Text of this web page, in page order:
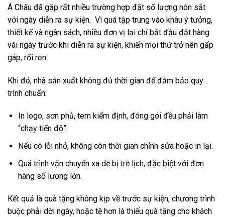
Á Châu đã gặp rất nhiều trường hợp đặt số lượng nón sắt
với ngày diễn ra sự kiện. Vì quá tập trung vào khâu ý tưởng,
thiết kế và ngân sách, nhiều đơn vị lại chỉ bắt đầu đặt hàng
vài ngày trước khi diễn ra sự kiện, khiến mọi thứ trở nên gấp
gáp, rối ren.
Khi đó, nhà sản xuất không đủ thời gian để đảm bảo quy
trình chuẩn:
In logo, sơn phủ, tem kiểm định, đóng gói đều phải làm
“chạy tiến độ”.
Nếu có lỗi nhỏ, không còn thời gian chỉnh sửa hoặc in lại.
Quá trình vận chuyển xa dễ bị trễ lịch, đặc biệt với đơn
hàng số lượng lớn.
Kết quả là quà tặng không kịp về trước sự kiện, chương trình
buộc phải dời ngày, hoặc tệ hơn là thiếu quà tặng cho khách